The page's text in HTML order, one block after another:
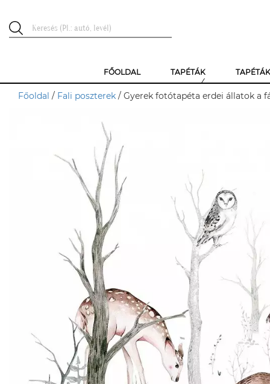
FŐOLDAL TAPÉTÁK
Főoldal / Fali poszterek / Gyerek fotótapéta erdei állatok a